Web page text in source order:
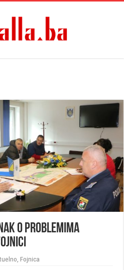
o problemima
Fojnica